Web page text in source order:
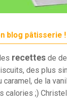
blog pâtisserie !
recettes de
des plus
de la
calories ;)